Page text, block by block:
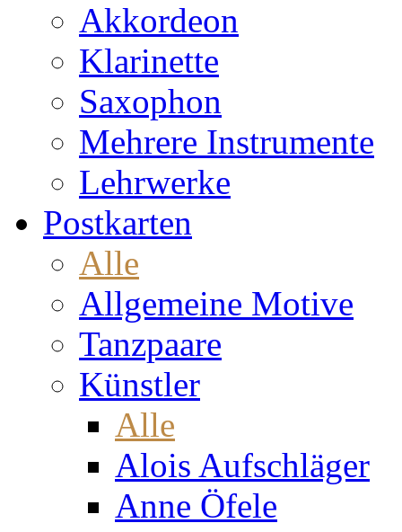
Akkordeon
Klarinette
Saxophon
Mehrere Instrumente
Lehrwerke
Postkarten
Alle
Allgemeine Motive
Tanzpaare
Künstler
Alle
Alois Aufschläger
Anne Öfele